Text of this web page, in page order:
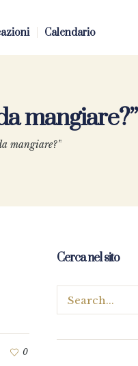
Calendario
mangiare?”
mangiare?”
0
Cerca nel sito